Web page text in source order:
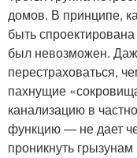
домов. В принципе,
быть
был невозможен.
перестраховаться,
пахнущие
канализацию в
функцию — не дает
проникнуть